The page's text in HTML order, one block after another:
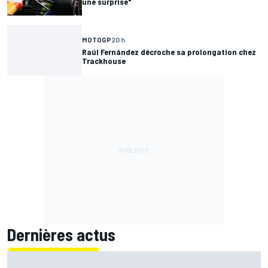
MOTOGP20 h
Raúl Fernández décroche sa prolongation chez
Trackhouse
Dernières actus